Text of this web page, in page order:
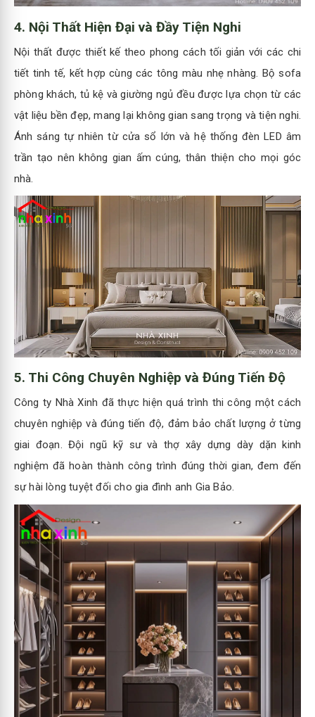
4. Nội Thất Hiện Đại và Đầy Tiện Nghi
Nội thất được thiết kế theo phong cách tối giản với các chi
tiết tinh tế, kết hợp cùng các tông màu nhẹ nhàng. Bộ sofa
phòng khách, tủ kệ và giường ngủ đều được lựa chọn từ các
vật liệu bền đẹp, mang lại không gian sang trọng và tiện nghi.
Ánh sáng tự nhiên từ cửa sổ lớn và hệ thống đèn LED âm
trần tạo nên không gian ấm cúng, thân thiện cho mọi góc
nhà.
5. Thi Công Chuyên Nghiệp và Đúng Tiến Độ
Công ty Nhà Xinh đã thực hiện quá trình thi công một cách
chuyên nghiệp và đúng tiến độ, đảm bảo chất lượng ở từng
giai đoạn. Đội ngũ kỹ sư và thợ xây dựng dày dặn kinh
nghiệm đã hoàn thành công trình đúng thời gian, đem đến
sự hài lòng tuyệt đối cho gia đình anh Gia Bảo.